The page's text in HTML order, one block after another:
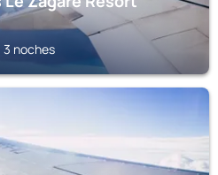
3 noches